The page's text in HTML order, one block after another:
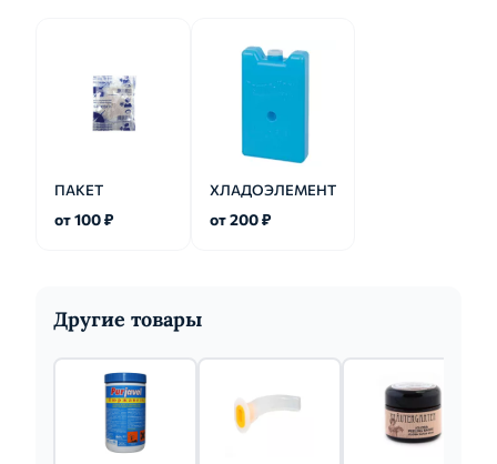
ПАКЕТ
от 100 ₽
ХЛАДОЭЛЕМЕНТ
от 200 ₽
Другие товары